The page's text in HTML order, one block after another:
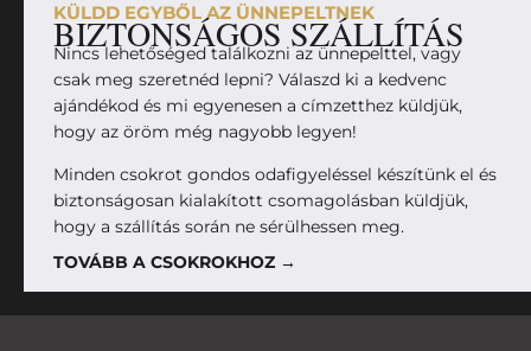
KÜLDD EGYBŐL AZ ÜNNEPELTNEK
BIZTONSÁGOS SZÁLLÍTÁS
Nincs lehetőséged találkozni az ünnepelttel, vagy
csak meg szeretnéd lepni? Válaszd ki a kedvenc
ajándékod és mi egyenesen a címzetthez küldjük,
hogy az öröm még nagyobb legyen!
Minden csokrot gondos odafigyeléssel készítünk el és
biztonságosan kialakított csomagolásban küldjük,
hogy a szállítás során ne sérülhessen meg.
TOVÁBB A CSOKROKHOZ →